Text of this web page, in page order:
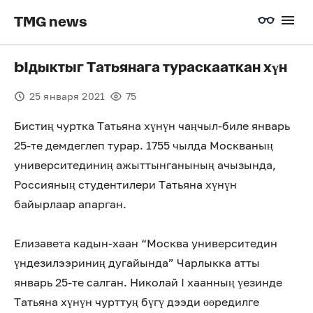
TMG news
Ыдыктыг Татьянага тураскааткан хүн
25 января 2021 75
Бистиң чуртка Татьяна хүнүн чаңчыл-биле январь
25-те демдеглеп турар. 1755 чылда Москваның
университединиң ажыттынганының ачызында,
Россияның студентилери Татьяна хүнүн
байырлаар апарган.
Елизавета кадын-хаан “Москва университедин
үндезилээриниң дугайында” Чарлыкка атты
январь 25-те салган. Николай I хаанның үезинде
Татьяна хүнүн чурттуң бүгү дээди өөредилге